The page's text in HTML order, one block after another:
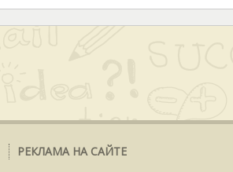
РЕКЛАМА НА САЙТЕ